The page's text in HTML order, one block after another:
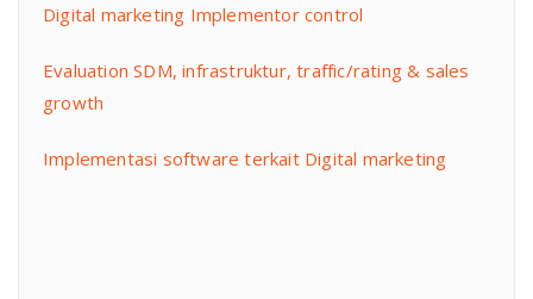
Digital marketing Implementor control
Evaluation SDM, infrastruktur, traffic/rating & sales
growth
Implementasi software terkait Digital marketing